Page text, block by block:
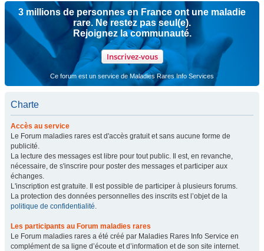
3 millions de personnes en France ont une maladie
rare. Ne restez pas seul(e).
Rejoignez la communauté.
Inscrivez-vous
Ce forum est un service de Maladies Rares Info Services
Charte
Accès au service
Le Forum maladies rares est d'accès gratuit et sans aucune forme de
publicité.
La lecture des messages est libre pour tout public. Il est, en revanche,
nécessaire, de s'inscrire pour poster des messages et participer aux
échanges.
L'inscription est gratuite. Il est possible de participer à plusieurs forums.
La protection des données personnelles des inscrits est l’objet de la
politique de confidentialité.
Les participants au Forum maladies rares
Le Forum maladies rares a été créé par Maladies Rares Info Service en
complément de sa ligne d’écoute et d’information et de son site internet.